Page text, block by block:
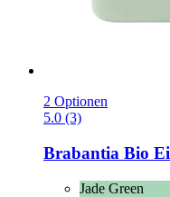
2 Optionen
5.0 (3)
Brabantia Bio
Jade Green